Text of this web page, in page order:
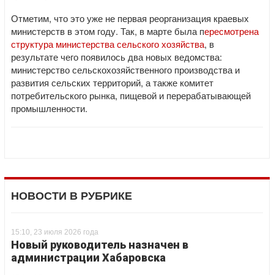
Отметим, что это уже не первая реорганизация краевых
министерств в этом году. Так, в марте была пересмотрена
структура министерства сельского хозяйства, в
результате чего появилось два новых ведомства:
министерство сельскохозяйственного производства и
развития сельских территорий, а также комитет
потребительского рынка, пищевой и перерабатывающей
промышленности.
НОВОСТИ В РУБРИКЕ
15:10, 23 июля 2026 года
Новый руководитель назначен в
администрации Хабаровска